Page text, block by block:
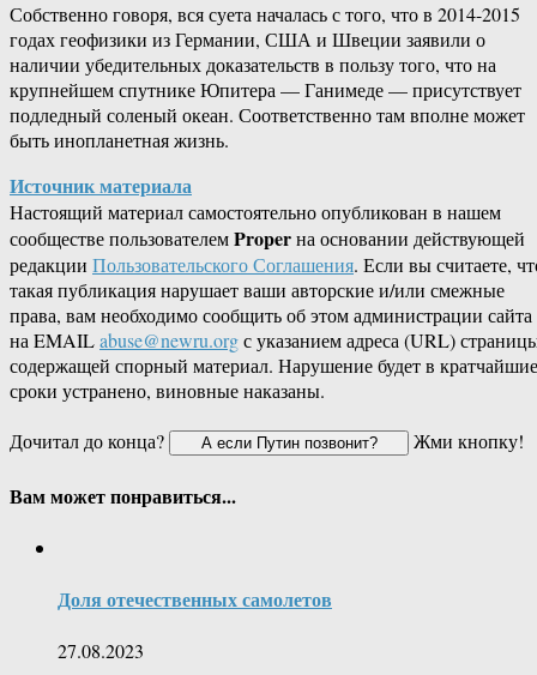
Собственно говоря, вся суета началась с того, что в 2014-2015
годах геофизики из Германии, США и Швеции заявили о
наличии убедительных доказательств в пользу того, что на
крупнейшем спутнике Юпитера — Ганимеде — присутствует
подледный соленый океан. Соответственно там вполне может
быть инопланетная жизнь.
Источник материала
Настоящий материал самостоятельно опубликован в нашем
сообществе пользователемProperна основании действующей
редакции Пользовательского Соглашения. Если вы считаете,
такая публикация нарушает ваши авторские и/или смежные
права, вам необходимо сообщить об этом администрации сайта
на EMAILabuse@newru.orgс указанием адреса (URL)
содержащей спорный материал. Нарушение будет в кратчайшие
сроки устранено, виновные наказаны.
Дочитал до конца?
Жми кнопку!
Вам может понравиться...
Доля отечественных самолетов
27.08.2023